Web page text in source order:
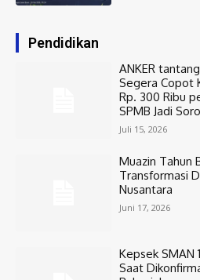
Pendidikan
ANKER
Segera Copot
Rp. 300 Ribu
SPMB Jadi
Juli 15, 2026
Muazin Tahun
Transformasi
Nusantara
Juni 17, 2026
Kepsek SMAN
Saat